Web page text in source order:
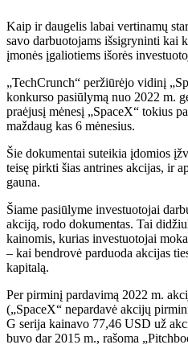
Kaip ir daugelis labai vertinamų
savo darbuotojams išsigryninti kai
įmonės įgaliotiems išorės
„TechCrunch“ peržiūrėjo vidinį
konkurso pasiūlymą nuo 2022 m.
praėjusį mėnesį „SpaceX“ tokius
maždaug kas 6 mėnesius.
Šie dokumentai suteikia įdomios
teisę pirkti šias antrines akcijas, ir
gauna.
Šiame pasiūlyme investuotojai
akciją, rodo dokumentas. Tai
kainomis, kurias investuotojai
– kai bendrovė parduoda akcijas
kapitalą.
Per pirminį pardavimą 2022 m.
(„SpaceX“ nepardavė akcijų
G serija kainavo 77,46 USD už
buvo dar 2015 m., rašoma